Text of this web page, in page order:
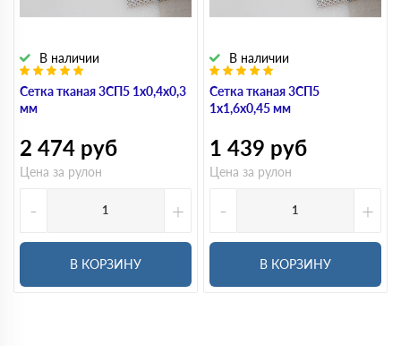
Сетка тканая 3СП5 1х0,4х0,3
мм
В наличии
2 474 руб
Цена за рулон
- +
В КОРЗИНУ
Сетка тканая 3СП5
1х1,6х0,45 мм
В наличии
1 439 руб
Цена за рулон
- +
В КОРЗИНУ